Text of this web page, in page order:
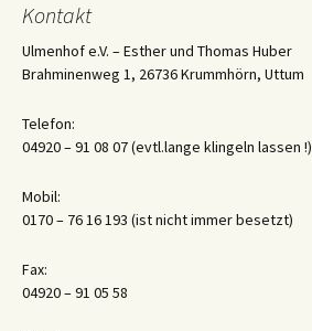
Kontakt
Ulmenhof e.V. – Esther und Thomas Huber
Brahminenweg 1, 26736 Krummhörn, Uttum
Telefon:
04920 – 91 08 07 (evtl.lange klingeln lassen !)
Mobil:
0170 – 76 16 193 (ist nicht immer besetzt)
Fax:
04920 – 91 05 58